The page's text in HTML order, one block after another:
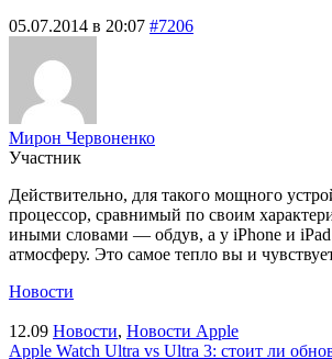
05.07.2014 в 20:07 #7206
Мирон Червоненко
Участник
Действительно, для такого мощного
процессор, сравнимый по своим
иными словами — обдув, а у iPhone и iPad
атмосферу. Это самое тепло вы и
Новости
12.09 Новости, Новости Apple
Apple Watch Ultra vs Ultra 3: стоит ли